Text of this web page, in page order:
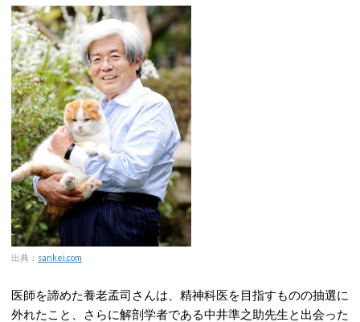
出典： sankei.com
医師を諦めた養老孟司さんは、精神科医を目指すものの抽選に
外れたこと、さらに解剖学者である中井準之助先生と出会った